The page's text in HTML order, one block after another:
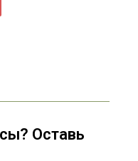
Оставь